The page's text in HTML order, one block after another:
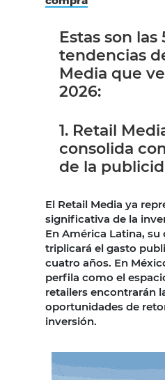
Estas son las
tendencias
Media que
2026:
1. Retail
consolida
de la
El Retail Media ya
significativa de la
En América Latina,
triplicará el gasto
cuatro años. En
perfila como el
retailers encontrarán
oportunidades de
inversión.